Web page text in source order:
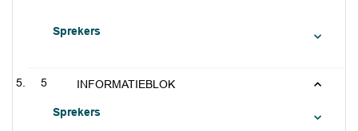
Sprekers
5 INFORMATIEBLOK
Sprekers